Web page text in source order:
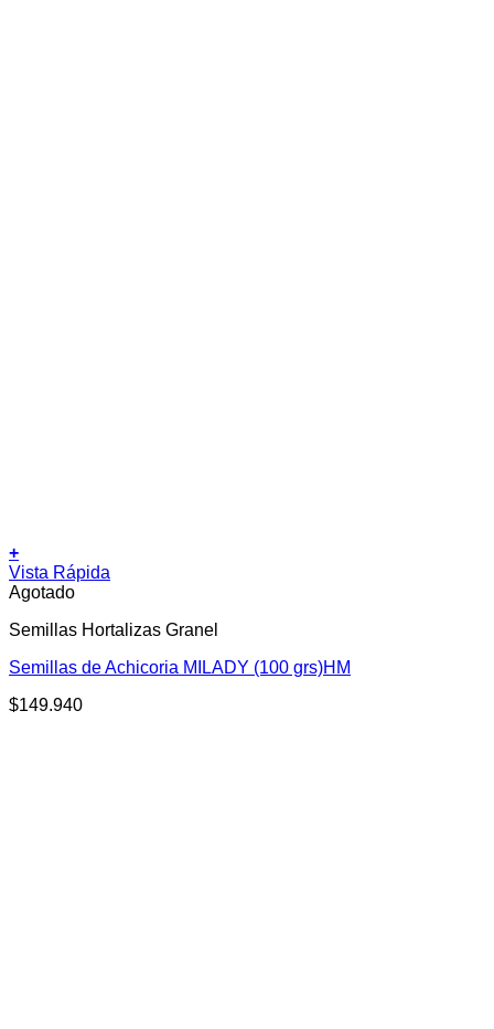
+
Vista Rápida
Agotado
Semillas Hortalizas Granel
Semillas de Achicoria MILADY (100 grs)HM
$149.940